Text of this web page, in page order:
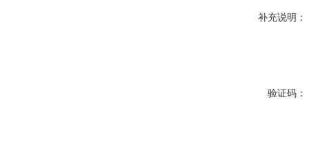
补充说明：
验证码：